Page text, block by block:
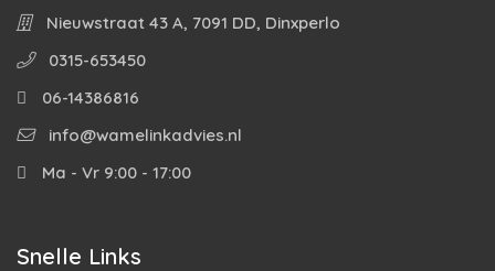
Nieuwstraat 43 A, 7091 DD, Dinxperlo
0315-653450
06-14386816
info@wamelinkadvies.nl
Ma - Vr 9:00 - 17:00
Snelle Links